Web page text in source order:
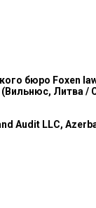
бюро Foxen
Литва /
Audit LLC,